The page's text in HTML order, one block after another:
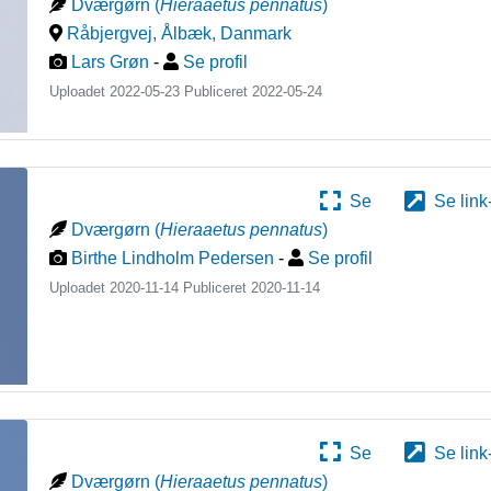
Dværgørn (Hieraaetus pennatus)
Råbjergvej, Ålbæk, Danmark
Lars Grøn - Se profil
Uploadet 2022-05-23 Publiceret 2022-05-24
Se
Se
Dværgørn (Hieraaetus pennatus)
Birthe Lindholm Pedersen - Se profil
Uploadet 2020-11-14 Publiceret2020-11-14
Se
Se
Dværgørn (Hieraaetus pennatus)